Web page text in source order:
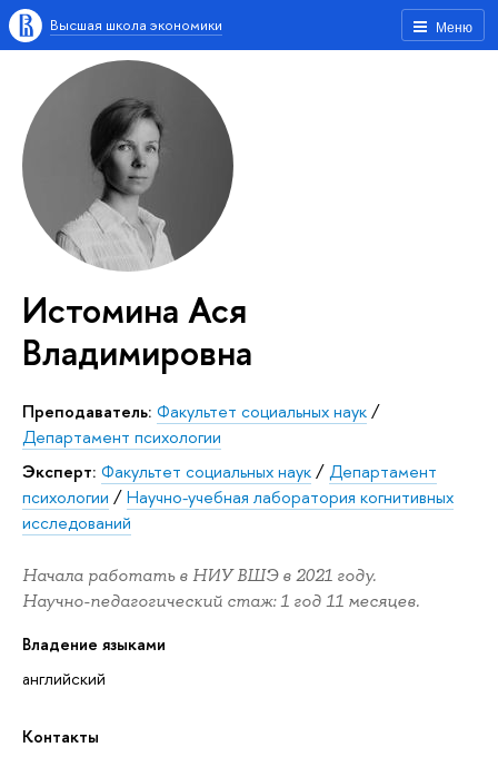
Меню
Высшая школа экономики
Истомина Ася
Владимировна
Преподаватель: Факультет социальных наук/
Департамент психологии
Эксперт: Факультет социальных наук/Департамент
психологии /Научно-учебная лаборатория когнитивных
исследований
Начала работать в НИУ ВШЭ в 2021 году.
Научно-педагогический стаж: 1 год 11 месяцев.
Владение языками
английский
Контакты